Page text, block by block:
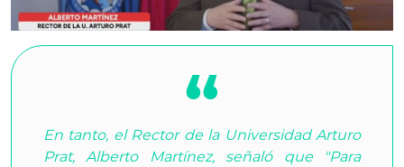
En tanto, el Rector de la Universidad Arturo
Prat, Alberto Martínez, señaló que "Para